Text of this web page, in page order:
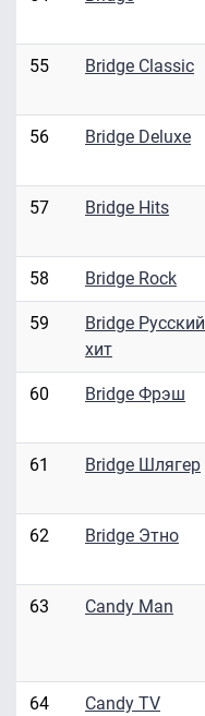
55 Bridge Classic
56 Bridge Deluxe
57 Bridge Hits
58 Bridge Rock
59
Bridge Русский
хит
60 Bridge Фрэш
61 Bridge Шлягер
62 Bridge Этно
63 Candy Man
64 Candy TV